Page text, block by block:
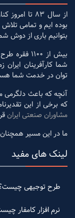
از سال 83
بوده ایم و تمامی
بتوانیم باری از دوش
بیش از
شما کارآفرینان
توان در خدمت شما
آنچه که باعث
که برخی از این
مشاوران صنعتی ایران
ما در این مسیر
لینک های مفید
طرح توجیهی
نرم افزار کامفار